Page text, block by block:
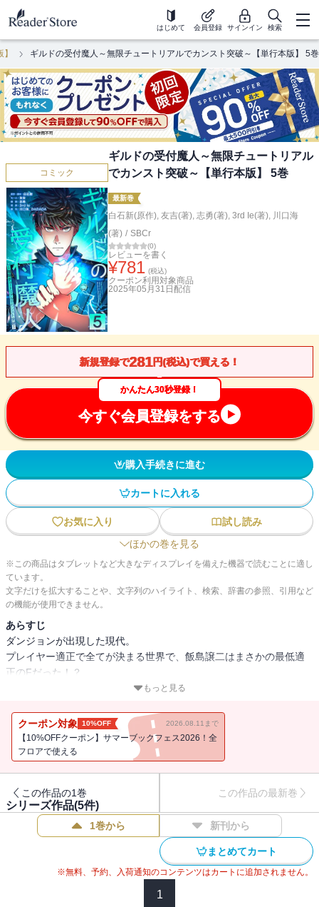
はじめて 会員登録 サインイン 検索
ギルドの受付魔人～無限チュートリアルでカンスト突破～【単行本版】 5巻
コミック
ギルドの受付魔人～無限チュートリアル
でカンスト突破～【単行本版】 5巻
最新巻
白石新(原作), 友吉(著), 志勇(著), 3rd Ie(著), 川口海
(著) / SBCr
(0)
レビューを書く
¥781 (税込)
クーポン利用対象商品
2025年05月31日 配信
新規登録で281 円(税込)で買える！
かんたん30秒登録！
今すぐ会員登録をする
購入手続きに進む
カートに入れる
お気に入り
試し読み
ほかの巻を見る
※この商品はタブレットなど大きなディスプレイを備えた機器で読むことに適し
ています。
文字だけを拡大することや、文字列のハイライト、検索、辞書の参照、引用など
の機能が使用できません。
あらすじ
ダンジョンが出現した現代。
プレイヤー適正で全てが決まる世界で、飯島譲二はまさかの最低適
正のFだった！？
友人に借金を背負わされ、無能だと馬鹿にされたりとプレイヤーと
しかし、ひょんことから彼は無限チュートリアルを行うことにな
り・・・・・・〇〇年が経過した。
レベル９９９９となった彼だったが、無限に繰り返されるチュート
――レベルがアップしました
カウントストップの向こう側に到達すると共に世界がバグり、彼は
プレイヤーとして目覚めた瞬間まで時をさかのぼり、規格外のレベ
ルのままに人生をやり直すことになったのだ。
「なんだアイツは！？ なんであんな化け物がギルドの受付職員を
もっと見る
クーポン対象 10%OFF 2026.08.11まで
【10%OFFクーポン】サマーブックフェス2026！全
フロアで使える
この作品の1巻 この作品の最新巻
シリーズ作品(5件)
1巻から 新刊から
まとめてカート
※無料、予約、入荷通知のコンテンツはカートに追加されません。
1